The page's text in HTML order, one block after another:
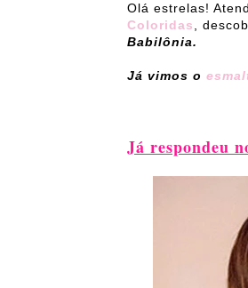
Olá estrelas!
Coloridas
,
Babilônia.
Já vimos o
Já respondeu